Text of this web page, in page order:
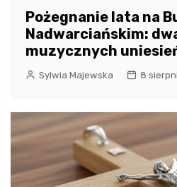
Pożegnanie lata na
Nadwarciańskim:
muzycznych
Sylwia Majewska 8